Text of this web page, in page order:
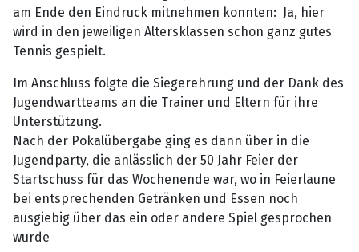
am Ende den Eindruck mitnehmen konnten: Ja, hier
wird in den jeweiligen Altersklassen schon ganz gutes
Tennis gespielt.
Im Anschluss folgte die Siegerehrung und der Dank des
Jugendwartteams an die Trainer und Eltern für ihre
Unterstützung.
Nach der Pokalübergabe ging es dann über in die
Jugendparty, die anlässlich der 50 Jahr Feier der
Startschuss für das Wochenende war, wo in Feierlaune
bei entsprechenden Getränken und Essen noch
ausgiebig über das ein oder andere Spiel gesprochen
wurde